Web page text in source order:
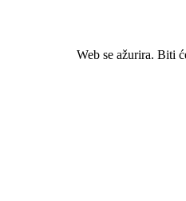
Web se ažurira. Biti